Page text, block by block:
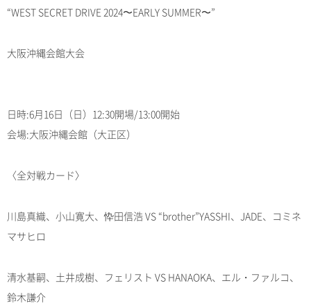
“WEST SECRET DRIVE 2024〜EARLY SUMMER〜”
大阪沖縄会館大会
日時:6月16日（日）12:30開場/13:00開始
会場:大阪沖縄会館（大正区）
〈全対戦カード〉
川島真織、小山寛大、忰田信浩 VS “brother”YASSHI、JADE、コミネ
マサヒロ
清水基嗣、土井成樹、フェリスト VS HANAOKA、エル・ファルコ、
鈴木謙介